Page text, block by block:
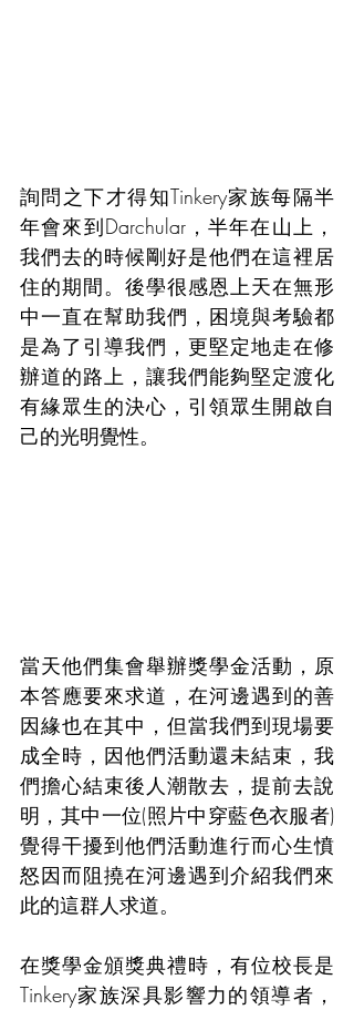
詢問之下才得知Tinkery家族每隔半
年會來到Darchular，半年在山上，
我們去的時候剛好是他們在這裡居
住的期間。後學很感恩上天在無形
中一直在幫助我們，困境與考驗都
是為了引導我們，更堅定地走在修
辦道的路上，讓我們能夠堅定渡化
有緣眾生的決心，引領眾生開啟自
己的光明覺性。
當天他們集會舉辦獎學金活動，原
本答應要來求道，在河邊遇到的善
因緣也在其中，但當我們到現場要
成全時，因他們活動還未結束，我
們擔心結束後人潮散去，提前去說
明，其中一位(照片中穿藍色衣服者)
覺得干擾到他們活動進行而心生憤
怒因而阻撓在河邊遇到介紹我們來
此的這群人求道。
在獎學金頒獎典禮時，有位校長是
Tinkery家族深具影響力的領導者，